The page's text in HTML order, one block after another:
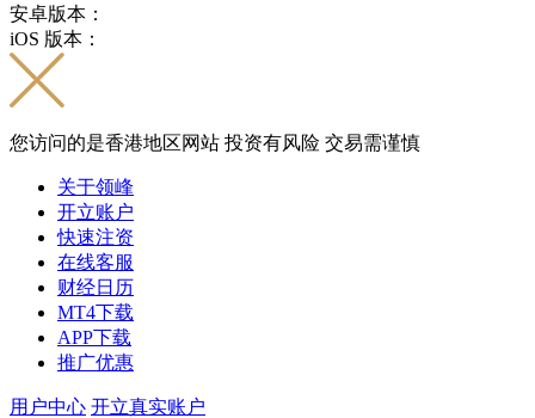
安卓版本：
iOS 版本：
您访问的是香港地区网站 投资有风险 交易需谨慎
关于领峰
开立账户
快速注资
在线客服
财经日历
MT4下载
APP下载
推广优惠
用户中心 开立真实账户